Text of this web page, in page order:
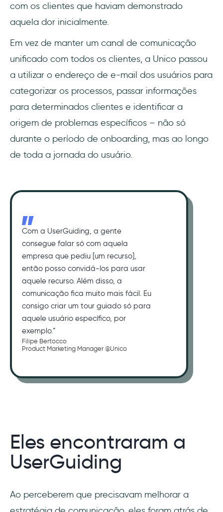
com os clientes que haviam demonstrado
aquela dor inicialmente.
Em vez de manter um canal de comunicação
unificado com todos os clientes, a Unico passou
a utilizar o endereço de e-mail dos usuários para
categorizar os processos, passar informações
para determinados clientes e identificar a
origem de problemas específicos – não só
durante o período de onboarding, mas ao longo
de toda a jornada do usuário.
Com a UserGuiding, a gente
consegue falar só com aquela
empresa que pediu [um recurso],
então posso convidá-los para usar
aquele recurso. Além disso, a
comunicação fica muito mais fácil. Eu
consigo criar um tour guiado só para
aquele usuário específico, por
exemplo.”
Filipe Bertocco
Product Marketing Manager @Unico
Eles encontraram a
UserGuiding
Ao perceberem que precisavam melhorar a